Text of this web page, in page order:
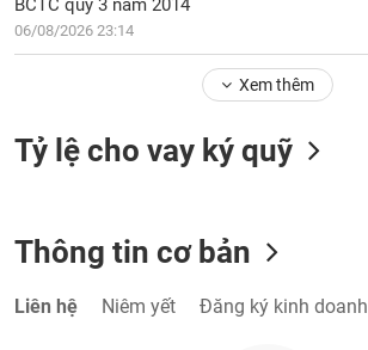
BCTC quý 3 năm 2014
06/08/2026 23:14
Xem thêm
Tỷ lệ cho vay ký quỹ
Thông tin cơ bản
Liên hệ Niêm yết Đăng ký kinh doanh